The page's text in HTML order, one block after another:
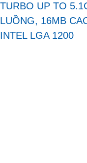
TURBO UP TO
LUỒNG, 16MB
INTEL LGA 1200